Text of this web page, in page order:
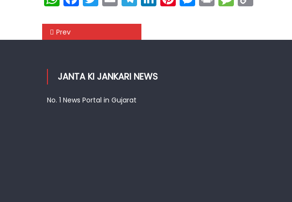
Post
Prev
JANTA KI JANKARI NEWS
No. 1 News Portal in Gujarat